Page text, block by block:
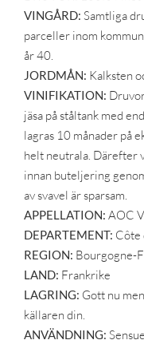
VINGÅRD: Samtliga
parceller inom
år 40.
JORDMÅN: Kalksten
VINIFIKATION:
jäsa på ståltank med
lagras 10 månader på
helt neutrala. Därefter
innan buteljering
av svavel är sparsam.
APPELLATION: AOC
DEPARTEMENT: Côte
REGION: Bourgogne-
LAND: Frankrike
LAGRING: Gott nu
källaren din.
ANVÄNDNING: